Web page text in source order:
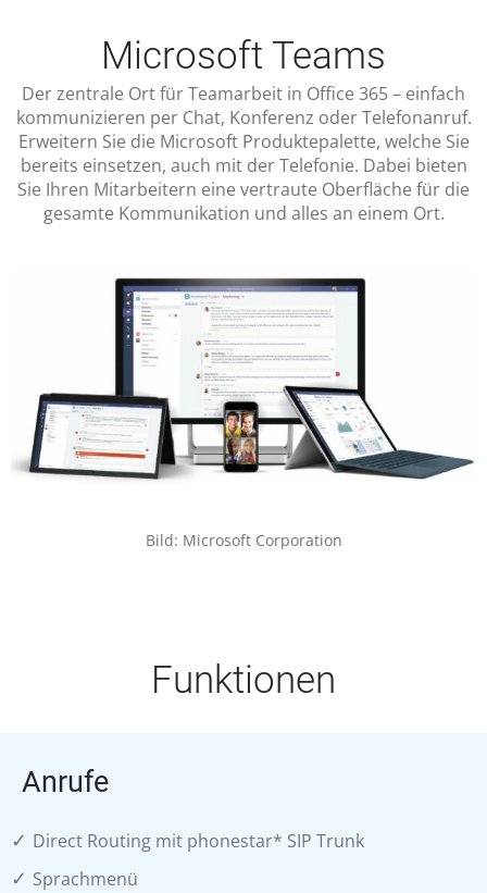
Microsoft Teams
Der zentrale Ort für Teamarbeit in Office 365 – einfach
kommunizieren per Chat, Konferenz oder Telefonanruf.
Erweitern Sie die Microsoft Produktepalette, welche Sie
bereits einsetzen, auch mit der Telefonie. Dabei bieten
Sie Ihren Mitarbeitern eine vertraute Oberfläche für die
gesamte Kommunikation und alles an einem Ort.
Bild: Microsoft Corporation
Funktionen
Anrufe
✓ Direct Routing mit phonestar* SIP Trunk
✓ Sprachmenü